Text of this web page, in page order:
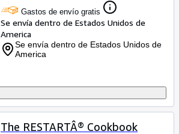
Gastos de envío gratis
Se envía dentro de Estados Unidos de
America
Se envía dentro de Estados Unidos de
America
The RESTARTÂ® Cookbook